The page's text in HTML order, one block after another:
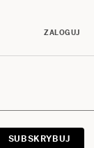
ZALOGUJ
SUBSKRYBUJ